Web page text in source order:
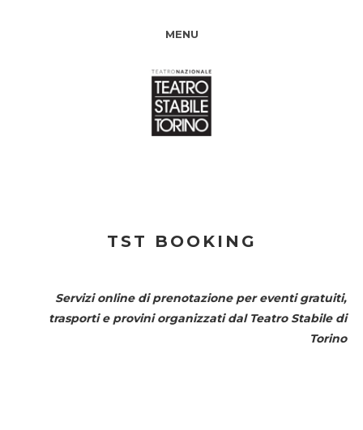
MENU
TST BOOKING
Servizi online di prenotazione per eventi gratuiti,
trasporti e provini organizzati dal Teatro Stabile di
Torino